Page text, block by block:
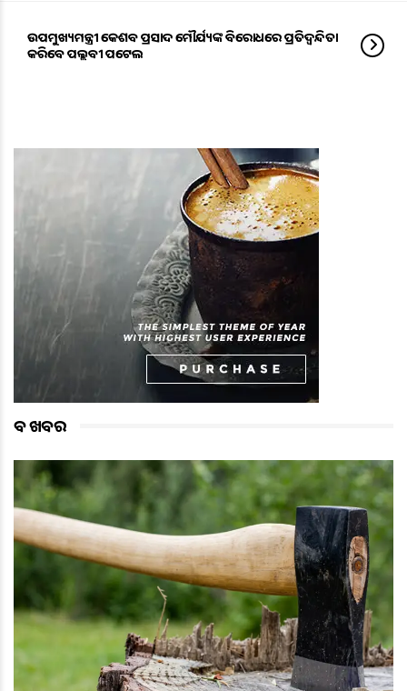
ଉପମୁଖ୍ୟମନ୍ତ୍ରୀ କେଶବ ପ୍ରସାଦ ମୌର୍ଯ୍ୟଙ୍କ ବିରୋଧରେ ପ୍ରତିଦ୍ୱନ୍ଦିତା
କରିବେ ପଲ୍ଲବୀ ପଟେଲ
ବଡ ଖବର